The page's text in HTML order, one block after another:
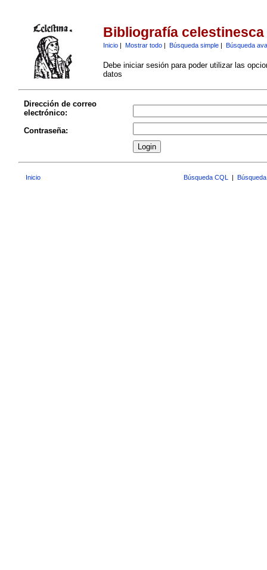
Bibliografía celestinesca
Inicio| Mostrar todo| Búsqueda simple| Búsqueda
Debe iniciar sesión para poder utilizar las
datos
Dirección de correo
electrónico:
Contraseña:
Inicio Búsqueda CQL |